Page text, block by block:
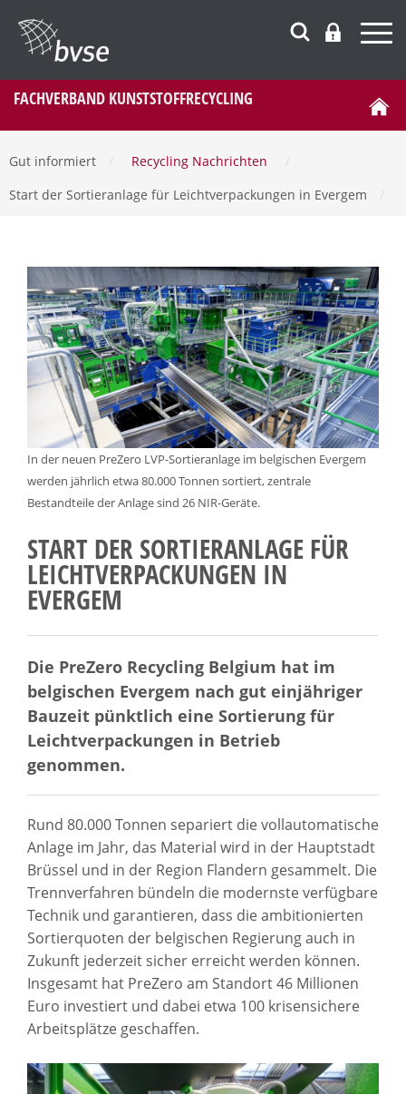
FACHVERBAND KUNSTSTOFFRECYCLING
Gut informiert Recycling Nachrichten
Start der Sortieranlage für Leichtverpackungen in Evergem
In der neuen PreZero LVP-Sortieranlage im belgischen Evergem
werden jährlich etwa 80.000 Tonnen sortiert, zentrale
Bestandteile der Anlage sind 26 NIR-Geräte.
START DER SORTIERANLAGE FÜR
LEICHTVERPACKUNGEN IN
EVERGEM
Die PreZero Recycling Belgium hat im
belgischen Evergem nach gut einjähriger
Bauzeit pünktlich eine Sortierung für
Leichtverpackungen in Betrieb
genommen.
Rund 80.000 Tonnen separiert die vollautomatische
Anlage im Jahr, das Material wird in der Hauptstadt
Brüssel und in der Region Flandern gesammelt. Die
Trennverfahren bündeln die modernste verfügbare
Technik und garantieren, dass die ambitionierten
Sortierquoten der belgischen Regierung auch in
Zukunft jederzeit sicher erreicht werden können.
Insgesamt hat PreZero am Standort 46 Millionen
Euro investiert und dabei etwa 100 krisensichere
Arbeitsplätze geschaffen.